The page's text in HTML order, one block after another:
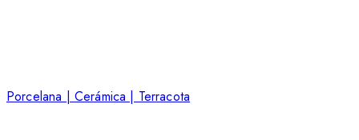
Porcelana | Cerámica | Terracota